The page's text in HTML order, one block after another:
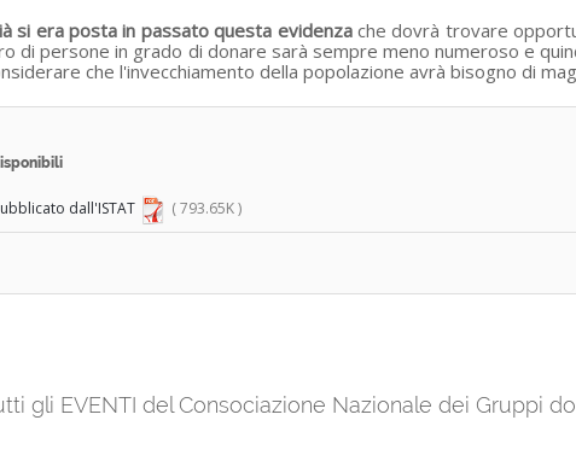
si era posta in passato questa evidenzache dovrà trovare
di persone in grado di donare sarà sempre meno numeroso e
che l'invecchiamento della popolazione avrà bisogno di
dall'ISTAT ( 793.65K )
gli EVENTI del Consociazione Nazionale dei Gruppi